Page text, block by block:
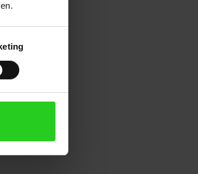
abhängig